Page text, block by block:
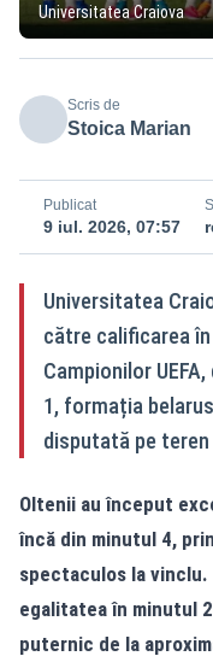
Universitatea Craiova
Scris de
Stoica Marian
Publicat
9 iul. 2026, 07:57
Universitatea
către calificarea
Campionilor
1, formația
disputată pe teren
Oltenii au început
încă din minutul 4,
spectaculos la
egalitatea în minutul
puternic de la